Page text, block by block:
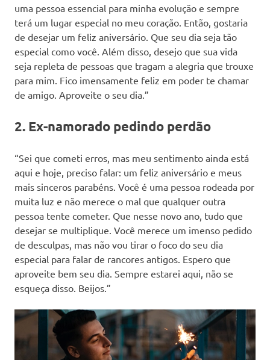
uma pessoa essencial para minha evolução e sempre
terá um lugar especial no meu coração. Então, gostaria
de desejar um feliz aniversário. Que seu dia seja tão
especial como você. Além disso, desejo que sua vida
seja repleta de pessoas que tragam a alegria que trouxe
para mim. Fico imensamente feliz em poder te chamar
de amigo. Aproveite o seu dia.”
2. Ex-namorado pedindo perdão
“Sei que cometi erros, mas meu sentimento ainda está
aqui e hoje, preciso falar: um feliz aniversário e meus
mais sinceros parabéns. Você é uma pessoa rodeada por
muita luz e não merece o mal que qualquer outra
pessoa tente cometer. Que nesse novo ano, tudo que
desejar se multiplique. Você merece um imenso pedido
de desculpas, mas não vou tirar o foco do seu dia
especial para falar de rancores antigos. Espero que
aproveite bem seu dia. Sempre estarei aqui, não se
esqueça disso. Beijos.”